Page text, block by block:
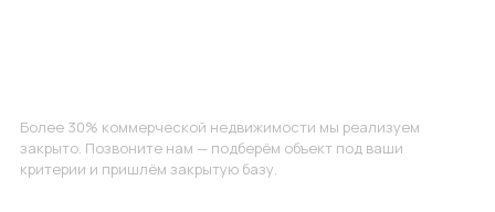
Более 30% коммерческой недвижимости мы реализуем
закрыто. Позвоните нам — подберём объект под ваши
критерии и пришлём закрытую базу.